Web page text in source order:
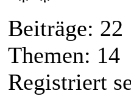
Beiträge: 22
Themen: 14
Registriert